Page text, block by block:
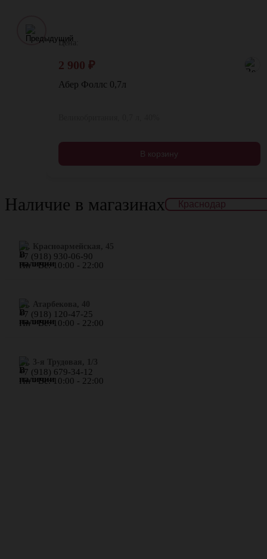
Цена:
2 900 ₽
Абер Фоллс 0,7л
В корзину
Наличие в магазинах
ул. Красноармейская, 45
+7 (918) 930-06-90
Пн - Вс: 10:00 - 22:00
​ул. Атарбекова, 40
+7 (918) 120-47-25
Пн - Вс: 10:00 - 22:00
ул. 3-я Трудовая, 1/3
+7 (918) 679-34-12
Пн - Вс: 10:00 - 22:00